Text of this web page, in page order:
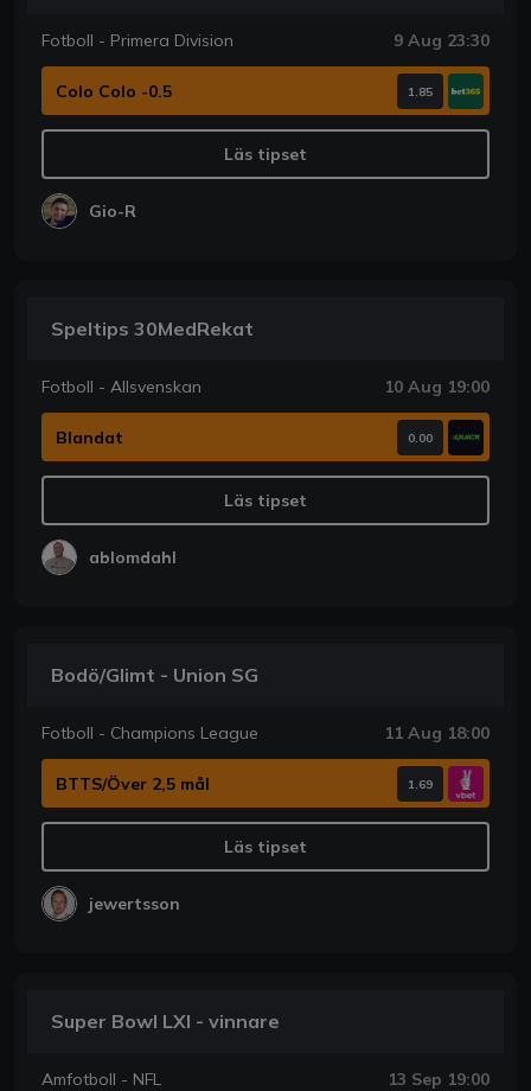
Fotboll - Primera Division 9 Aug 23:30
Colo Colo -0.5 1.85
Läs tipset
Gio-R
Speltips 30MedRekat
Fotboll - Allsvenskan 10 Aug 19:00
Blandat 0.00
Läs tipset
ablomdahl
Bodö/Glimt - Union SG
Fotboll - Champions League 11 Aug 18:00
BTTS/Över 2,5 mål 1.69
Läs tipset
jewertsson
Super Bowl LXI - vinnare
Amfotboll - NFL 13 Sep 19:00